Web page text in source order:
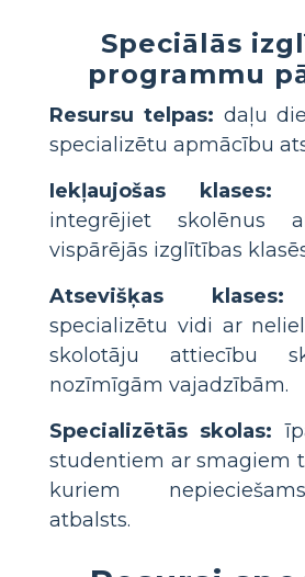
Speciālās
programmu
Resursu telpas: daļu
specializētu apmācību
Iekļaujošas klases:
integrējiet skolēnus
vispārējās izglītības
Atsevišķas klases:
specializētu vidi ar
skolotāju attiecību
nozīmīgām vajadzībām.
Specializētās skolas:
studentiem ar smagiem
kuriem
atbalsts.